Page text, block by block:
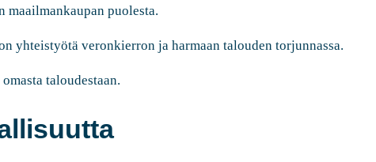
maailmankaupan puolesta.
yhteistyötä veronkierron ja harmaan talouden torjunnassa.
taloudestaan.